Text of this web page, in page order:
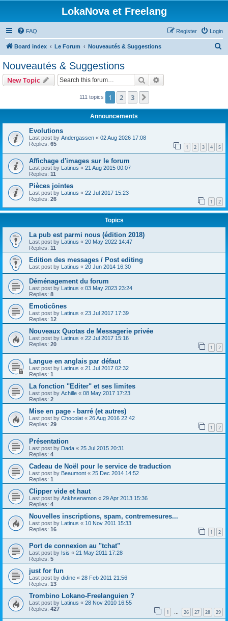
LokaNova et Freelang
FAQ Login
Register
Board index Le Forum Nouveautés & Suggestions
Nouveautés & Suggestions
New Topic Search
111 topics 1 2 3
Announcements
Evolutions
Last post by Andergassen « 02 Aug 2026 17:08
Replies: 65 1 2 3 4 5
Affichage d'images sur le forum
Last post by Latinus « 21 Aug 2015 00:07
Replies: 11
Pièces jointes
Last post by Latinus « 22 Jul 2017 15:23
Replies: 26 1 2
Topics
La pub est parmi nous (édition 2018)
Last post by Latinus « 20 May 2022 14:47
Replies: 11
Edition des messages / Post editing
Last post by Latinus « 20 Jun 2014 16:30
Déménagement du forum
Last post by Latinus « 03 May 2023 23:24
Replies: 8
Emoticônes
Last post by Latinus « 23 Jul 2017 17:39
Replies: 12
Nouveaux Quotas de Messagerie privée
Last post by Latinus « 22 Jul 2017 15:16
Replies: 20 1 2
Langue en anglais par défaut
Last post by Latinus « 21 Jul 2017 02:32
Replies: 1
La fonction "Editer" et ses limites
Last post by Achille « 08 May 2017 17:23
Replies: 2
Mise en page - barré (et autres)
Last post by Chocolat « 26 Aug 2016 22:42
Replies: 29 1 2
Présentation
Last post by Dada « 25 Jul 2015 20:31
Replies: 4
Cadeau de Noël pour le service de traduction
Last post by Beaumont « 25 Dec 2014 14:52
Replies: 1
Clipper vide et haut
Last post by Ankhsenamon « 29 Apr 2013 15:36
Replies: 4
Nouvelles inscriptions, spam, contremesures...
Last post by Latinus « 10 Nov 2011 15:33
Replies: 16 1 2
Port de connexion au "tchat"
Last post by Isis « 21 May 2011 17:28
Replies: 5
just for fun
Last post by didine « 28 Feb 2011 21:56
Replies: 13
Trombino Lokano-Freelanguien ?
Last post by Latinus « 28 Nov 2010 16:55
Replies: 427 1 … 26 27 28 29